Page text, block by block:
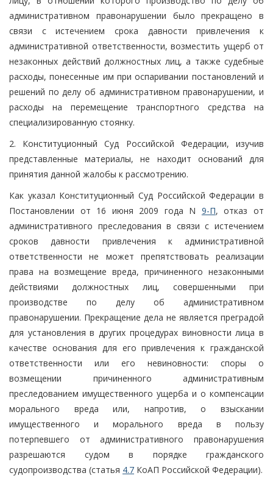
административном правонарушении было прекращено в
связи с истечением срока давности привлечения к
административной ответственности, возместить ущерб от
незаконных действий должностных лиц, а также судебные
расходы, понесенные им при оспаривании постановлений и
решений по делу об административном правонарушении, и
расходы на перемещение транспортного средства на
специализированную стоянку.
2. Конституционный Суд Российской Федерации, изучив
представленные материалы, не находит оснований для
принятия данной жалобы к рассмотрению.
Как указал Конституционный Суд Российской Федерации в
Постановлении от 16 июня 2009 года N 9-П, отказ от
административного преследования в связи с истечением
сроков давности привлечения к административной
ответственности не может препятствовать реализации
права на возмещение вреда, причиненного незаконными
действиями должностных лиц, совершенными при
производстве по делу об административном
правонарушении. Прекращение дела не является преградой
для установления в других процедурах виновности лица в
качестве основания для его привлечения к гражданской
ответственности или его невиновности: споры о
возмещении причиненного административным
преследованием имущественного ущерба и о компенсации
морального вреда или, напротив, о взыскании
имущественного и морального вреда в пользу
потерпевшего от административного правонарушения
разрешаются судом в порядке гражданского
судопроизводства (статья 4.7 КоАП Российской Федерации).